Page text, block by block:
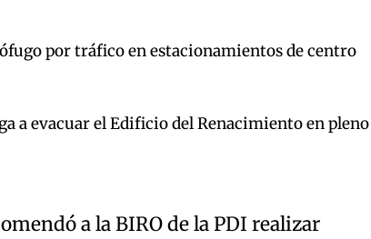
por tráfico en estacionamientos de centro
a evacuar el Edificio del Renacimiento en pleno
a la BIRO de la PDI realizar